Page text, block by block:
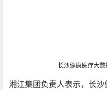
长沙健康医疗大
湘江集团负责人表示，长